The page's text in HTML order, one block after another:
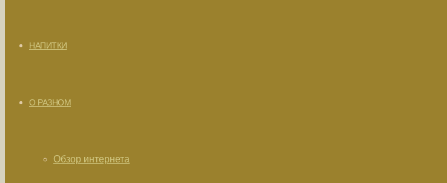
НАПИТКИ
О РАЗНОМ
Обзор интернета